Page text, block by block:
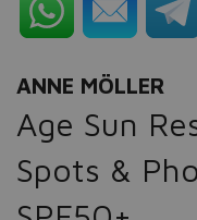
ANNE MÖLLER
Age Sun
Spots &